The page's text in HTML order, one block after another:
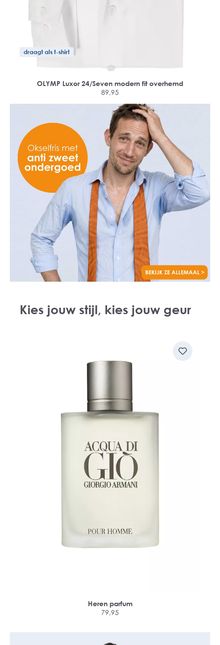
draagt als t-shirt
OLYMP Luxor 24/Seven modern fit overhemd
89,95
Kies jouw stijl, kies jouw geur
Heren parfum
79,95